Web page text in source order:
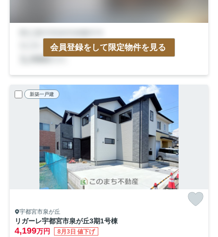
会員登録をして限定物件を見る
新築一戸建
宇都宮市泉が丘
リガーレ宇都宮市泉が丘3期1号棟
4,199万円 8月3日 値下げ